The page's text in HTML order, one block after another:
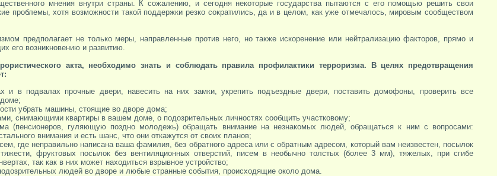
мнения внутри страны. К сожалению, и сегодня некоторые государства пытаются с его помощью решить свои
проблемы, хотя возможности такой поддержки резко сократились, да и в целом, как уже отмечалось, мировым сообществом
предполагает не только меры, направленные против него, но также искоренение или нейтрализацию факторов, прямо и
его возникновению и развитию.
акта, необходимо знать и соблюдать правила профилактики терроризма. В целях предотвращения
и в подвалах прочные двери, навесить на них замки, укрепить подъездные двери, поставить домофоны, проверить все
убрать машины, стоящие во дворе дома;
снимающими квартиры в вашем доме, о подозрительных личностях сообщить участковому;
(пенсионеров, гуляющую поздно молодежь) обращать внимание на незнакомых людей, обращаться к ним с вопросами:
внимания и есть шанс, что они откажутся от своих планов;
где неправильно написана ваша фамилия, без обратного адреса или с обратным адресом, который вам неизвестен, посылок
фруктовых посылок без вентиляционных отверстий, писем в необычно толстых (более 3 мм), тяжелых, при сгибе
так как в них может находиться взрывное устройство;
людей во дворе и любые странные события, происходящие около дома.